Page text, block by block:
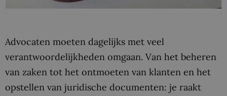
Advocaten moeten dagelijks met veel
verantwoordelijkheden omgaan. Van het beheren
van zaken tot het ontmoeten van klanten en het
opstellen van juridische documenten: je raakt